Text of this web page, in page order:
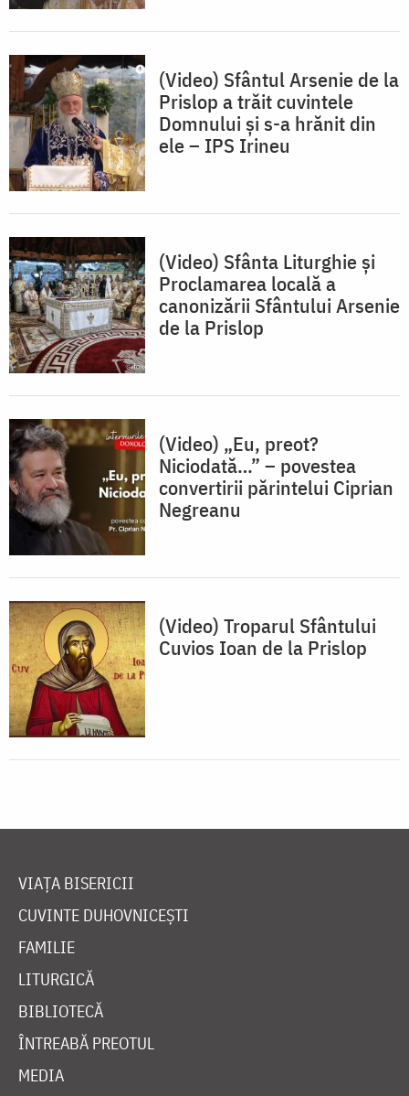
(Video) Sfântul Arsenie de la
Prislop a trăit cuvintele
Domnului și s-a hrănit din
ele – IPS Irineu
(Video) Sfânta Liturghie și
Proclamarea locală a
canonizării Sfântului Arsenie
de la Prislop
(Video) „Eu, preot?
Niciodată…” – povestea
convertirii părintelui Ciprian
Negreanu
(Video) Troparul Sfântului
Cuvios Ioan de la Prislop
VIAȚA BISERICII
CUVINTE DUHOVNICEȘTI
FAMILIE
LITURGICĂ
BIBLIOTECĂ
ÎNTREABĂ PREOTUL
MEDIA